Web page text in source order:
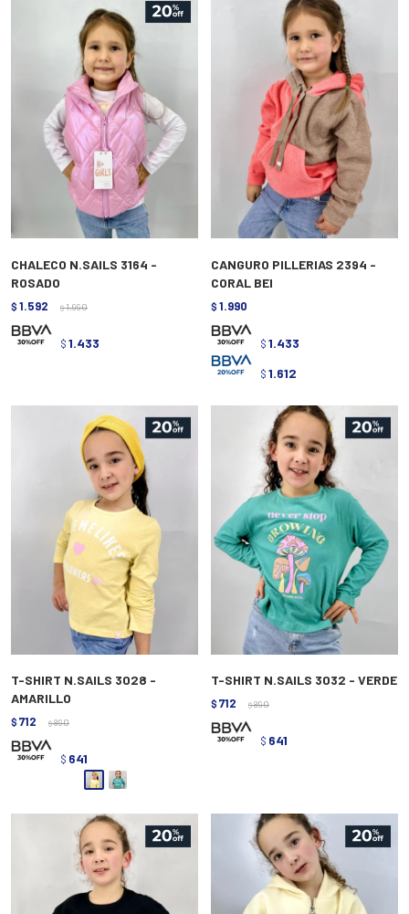
CHALECO N.SAILS 3164 -
ROSADO
$ 1.592 $ 1.990
$ 1.433
CANGURO PILLERIAS 2394 -
CORAL BEI
$ 1.990
$ 1.433
$ 1.612
T-SHIRT N.SAILS 3028 -
AMARILLO
$ 712 $ 890
$ 641
T-SHIRT N.SAILS 3032 - VERDE
$ 712 $ 890
$ 641